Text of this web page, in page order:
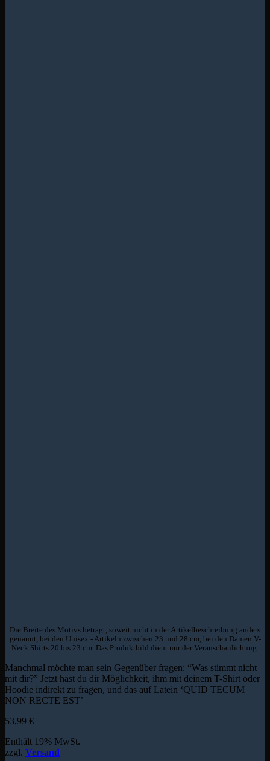
Die Breite des Motivs beträgt, soweit nicht in der Artikelbeschreibung anders
genannt, bei den Unisex - Artikeln zwischen 23 und 28 cm, bei den Damen V-
Neck Shirts 20 bis 23 cm. Das Produktbild dient nur der Veranschaulichung.
Manchmal möchte man sein Gegenüber fragen: “Was stimmt nicht
mit dir?” Jetzt hast du dir Möglichkeit, ihm mit deinem T-Shirt oder
Hoodie indirekt zu fragen, und das auf Latein ‘QUID TECUM
NON RECTE EST’
53,99 €
Enthält 19% MwSt.
zzgl. Versand